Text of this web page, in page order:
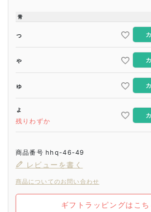
青
っ
ゃ
ゅ
ょ
残りわずか
商品番号 hhq-46-49
レビューを書く
商品についてのお問い合わせ
ギフトラッピングはこち